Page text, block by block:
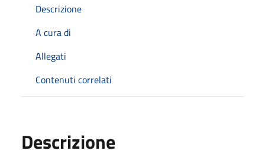
Descrizione
A cura di
Allegati
Contenuti correlati
Descrizione